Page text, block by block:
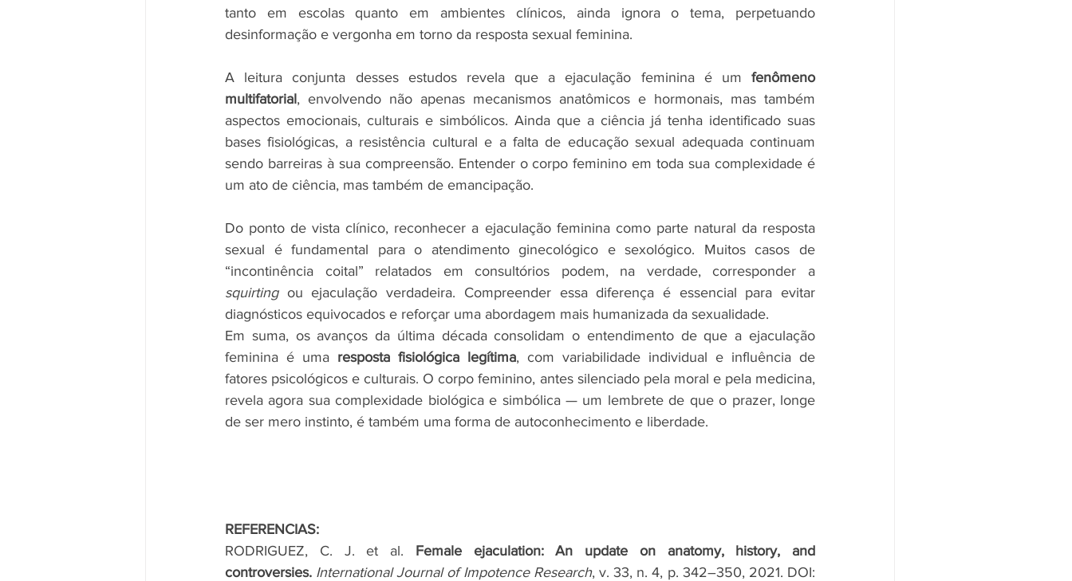
tanto em escolas quanto em ambientes clínicos, ainda ignora o tema, perpetuando
desinformação e vergonha em torno da resposta sexual feminina.
A leitura conjunta desses estudos revela que a ejaculação feminina é um fenômeno
multifatorial, envolvendo não apenas mecanismos anatômicos e hormonais, mas também
aspectos emocionais, culturais e simbólicos. Ainda que a ciência já tenha identificado suas
bases fisiológicas, a resistência cultural e a falta de educação sexual adequada continuam
sendo barreiras à sua compreensão. Entender o corpo feminino em toda sua complexidade é
um ato de ciência, mas também de emancipação.
Do ponto de vista clínico, reconhecer a ejaculação feminina como parte natural da resposta
sexual é fundamental para o atendimento ginecológico e sexológico. Muitos casos de
squirting ou ejaculação verdadeira. Compreender essa diferença é essencial para evitar
diagnósticos equivocados e reforçar uma abordagem mais humanizada da sexualidade.
Em suma, os avanços da última década consolidam o entendimento de que a ejaculação
feminina é uma resposta fisiológica legítima, com variabilidade individual e influência de
fatores psicológicos e culturais. O corpo feminino, antes silenciado pela moral e pela medicina,
revela agora sua complexidade biológica e simbólica — um lembrete de que o prazer, longe
de ser mero instinto, é também uma forma de autoconhecimento e liberdade.
REFERENCIAS:
RODRIGUEZ, C. J. et al. Female ejaculation: An update on anatomy, history, and
controversies. International Journal of Impotence Research, v. 33, n. 4, p. 342–350, 2021. DOI: